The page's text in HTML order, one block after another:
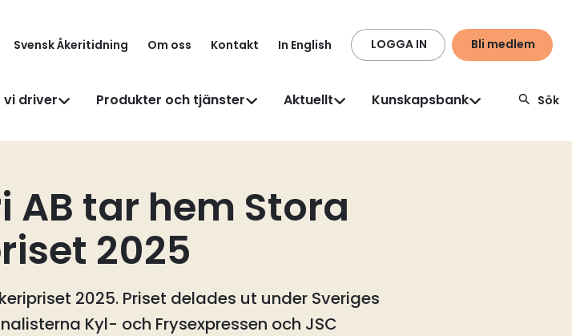
Svensk Åkeritidning Om oss Kontakt In English LOGGA IN Bli medlem
vi driver Produkter och tjänster Aktuellt Kunskapsbank Sök
AB tar hem Stora
2025
2025. Priset delades ut under Sveriges
Kyl- och Frysexpressen och JSC